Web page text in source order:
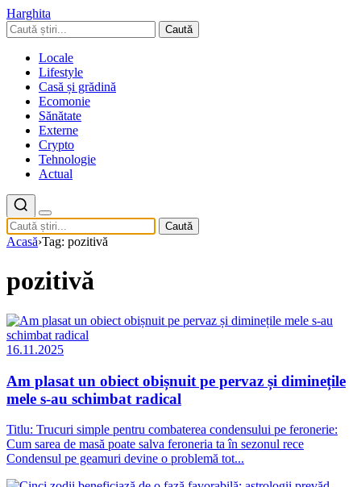
Harghita
Caută
Locale
Lifestyle
Casă și grădină
Ecomonie
Sănătate
Externe
Crypto
Tehnologie
Actual
Caută
Acasă›Tag: pozitivă
pozitivă
16.11.2025
Am plasat un obiect obișnuit pe pervaz și diminețile
mele s-au schimbat radical
Titlu: Trucuri simple pentru combaterea condensului pe feronerie:
Cum sarea de masă poate salva feroneria ta în sezonul rece
Condensul pe geamuri devine o problemă tot...